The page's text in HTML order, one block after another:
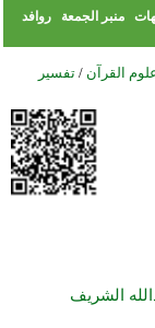
منبر الجمعة
روافد
القرآن / تفسير
الشريف